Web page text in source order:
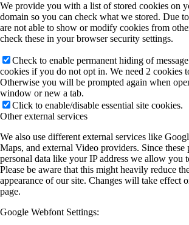
We provide you with a list of stored cookies on
domain so you can check what we stored. Due
are not able to show or modify cookies from
check these in your browser security settings.
Check to enable permanent hiding of
cookies if you do not opt in. We need 2 cookies
Otherwise you will be prompted again when
window or new a tab.
Click to enable/disable essential site cookies.
Other external services
We also use different external services like
Maps, and external Video providers. Since
personal data like your IP address we allow you
Please be aware that this might heavily reduce
appearance of our site. Changes will take effect
page.
Google Webfont Settings: